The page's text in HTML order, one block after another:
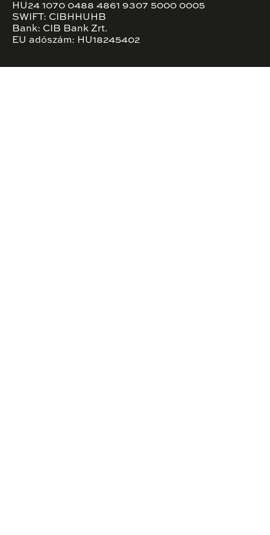
HU24 1070 0488 4861 9307 5000 0005
SWIFT: CIBHHUHB
Bank: CIB Bank Zrt.
EU adószám: HU18245402